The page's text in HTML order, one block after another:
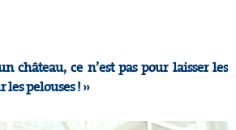
château, ce n’est pas pour laisser les
pelouses ! »